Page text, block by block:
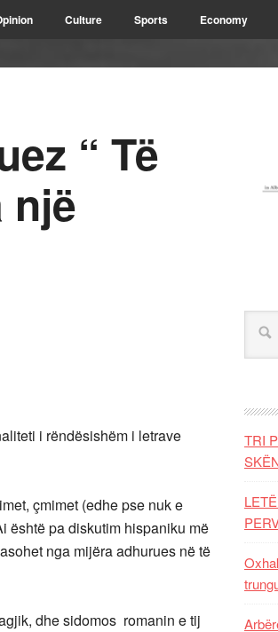
Culture Sports Economy
“ Të
një
i rëndësishëm i letrave
çmimet (edhe pse nuk e
është pa diskutim hispaniku më
nga mijëra adhurues në të
dhe sidomos romanin e tij
TRI